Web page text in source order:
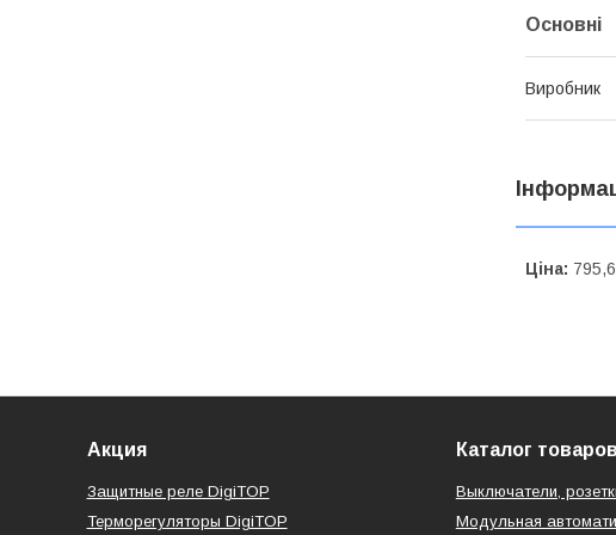
Основні
Виробник
Ціна:
Акция
Защитные реле DigiTOP
Терморегуляторы DigiTOP
Каталог товаров
Выключатели,
Модульная